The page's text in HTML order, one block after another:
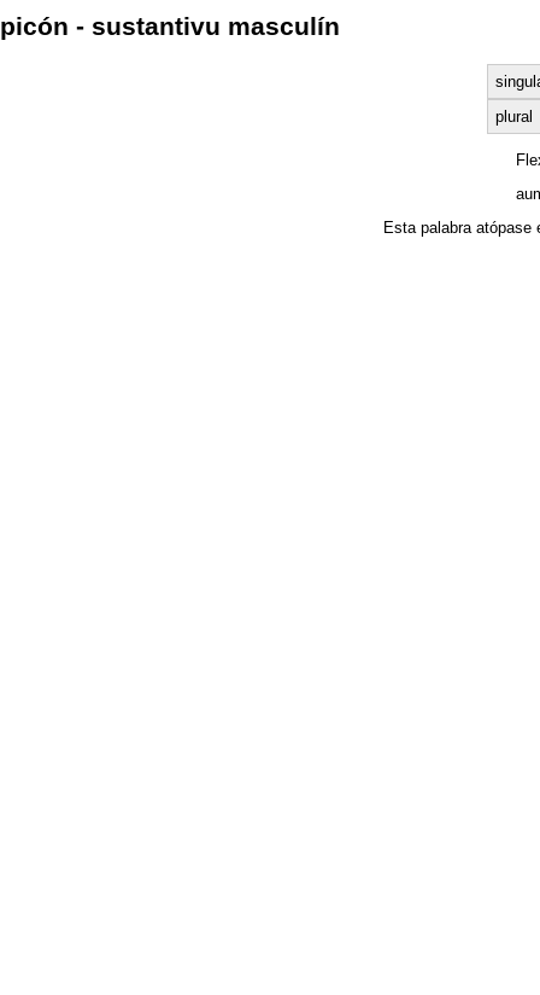
picón - sustantivu masculín
plural
Esta palabra atópase